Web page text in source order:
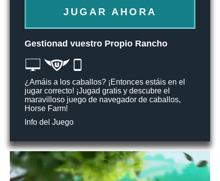
JUGAR AHORA
Gestionad vuestro Propio Rancho
¿Amáis a los caballos? ¡Entonces estáis en el
jugar correcto! ¡Jugad gratis y descubre el
maravilloso juego de navegador de caballos,
Horse Farm!
Info del Juego